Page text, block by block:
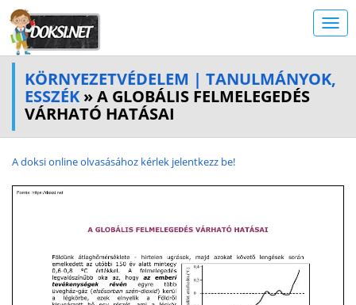
KÖRNYEZETVÉDELEM | TANULMÁNYOK,
ESSZÉK » A GLOBÁLIS FELMELEGEDÉS
VÁRHATÓ HATÁSAI
A doksi online olvasásához kérlek jelentkezz be!